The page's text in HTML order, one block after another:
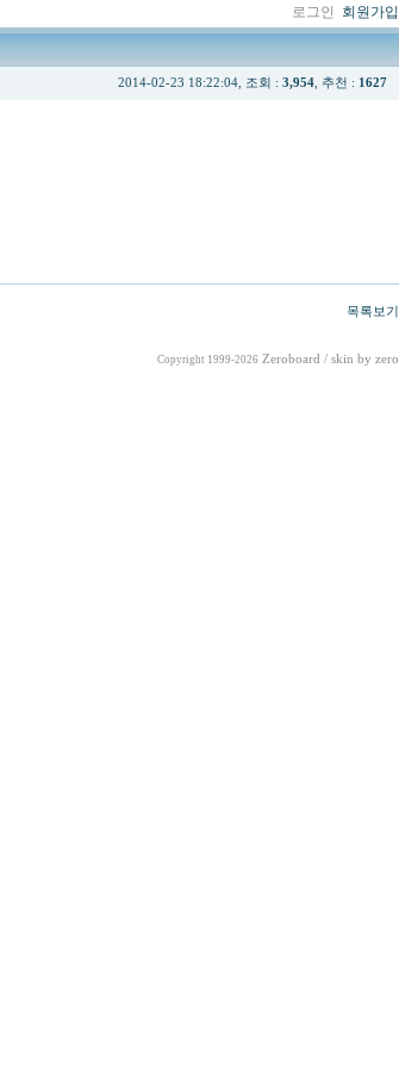
로그인 회원가입
2014-02-23 18:22:04, 조회 : 3,954 , 추천 : 1627
목록보기
Copyright 1999-2026 Zeroboard / skin by zero